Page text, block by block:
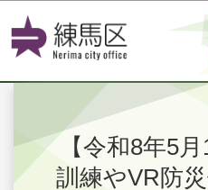
このページ
【令和8年5
訓練やVR防